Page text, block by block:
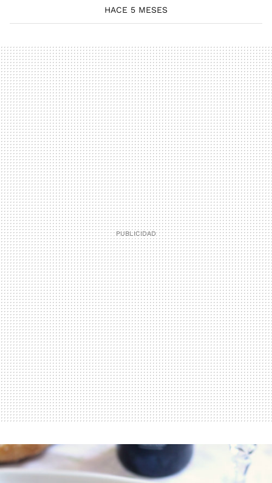
HACE 5 MESES